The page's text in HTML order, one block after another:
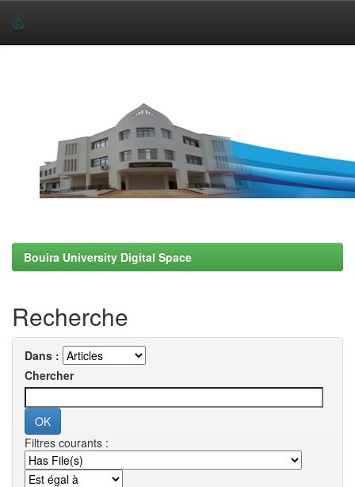
Bouira University Digital Space
Recherche
Dans :
Chercher
Filtres courants :